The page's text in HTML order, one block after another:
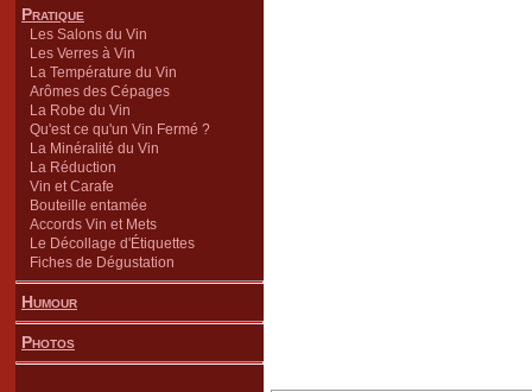
Pratique
Les Salons du Vin
Les Verres à Vin
La Température du Vin
Arômes des Cépages
La Robe du Vin
Qu'est ce qu'un Vin Fermé ?
La Minéralité du Vin
La Réduction
Vin et Carafe
Bouteille entamée
Accords Vin et Mets
Le Décollage d'Étiquettes
Fiches de Dégustation
Humour
Photos